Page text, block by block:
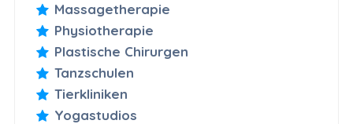
Massagetherapie
Physiotherapie
Plastische Chirurgen
Tanzschulen
Tierkliniken
Yogastudios